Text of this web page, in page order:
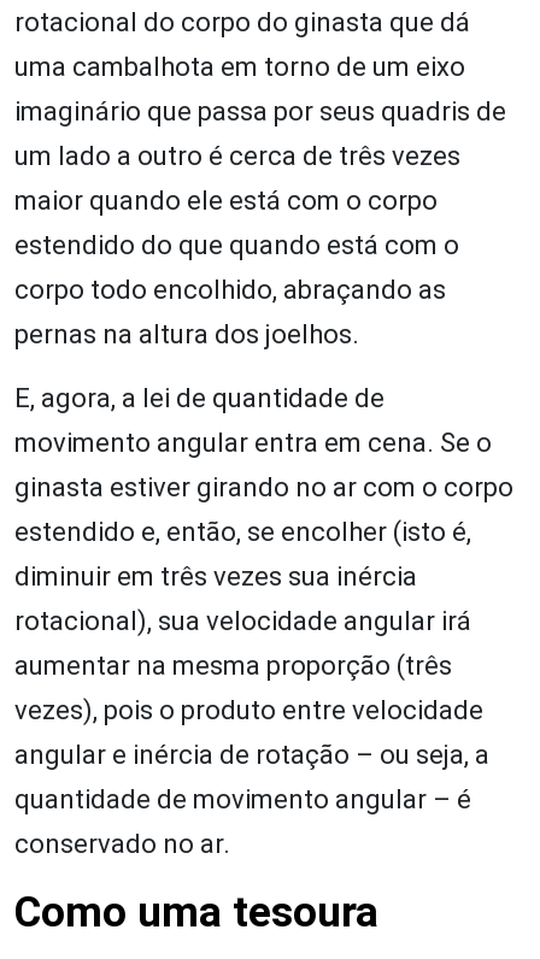
rotacional do corpo do ginasta que dá
uma cambalhota em torno de um eixo
imaginário que passa por seus quadris de
um lado a outro é cerca de três vezes
maior quando ele está com o corpo
estendido do que quando está com o
corpo todo encolhido, abraçando as
pernas na altura dos joelhos.
E, agora, a lei de quantidade de
movimento angular entra em cena. Se o
ginasta estiver girando no ar com o corpo
estendido e, então, se encolher (isto é,
diminuir em três vezes sua inércia
rotacional), sua velocidade angular irá
aumentar na mesma proporção (três
vezes), pois o produto entre velocidade
angular e inércia de rotação – ou seja, a
quantidade de movimento angular – é
conservado no ar.
Como uma tesoura